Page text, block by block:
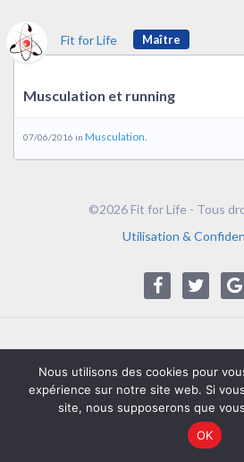
Fit for Life Maître
Musculation et running
07/06/2016 in Musculation.
©2026 Fit for Life - Tous
Utilisation &
Nous utilisons des cookies pour
expérience sur notre site web. Si
site, nous supposerons que
OK